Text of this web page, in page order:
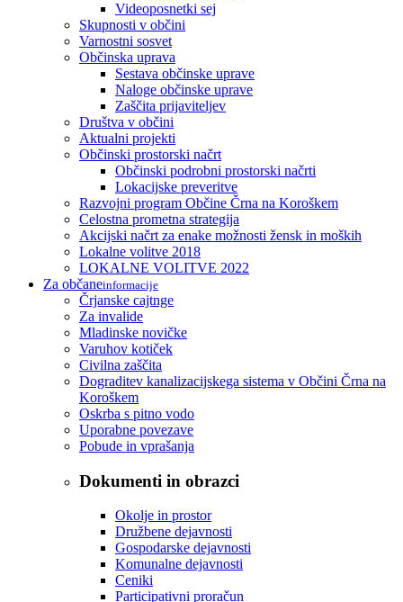
Videoposnetki sej
Skupnosti v občini
Varnostni sosvet
Občinska uprava
Sestava občinske uprave
Naloge občinske uprave
Zaščita prijaviteljev
Društva v občini
Aktualni projekti
Občinski prostorski načrt
Občinski podrobni prostorski načrti
Lokacijske preveritve
Razvojni program Občine Črna na Koroškem
Celostna prometna strategija
Akcijski načrt za enake možnosti žensk in moških
Lokalne volitve 2018
LOKALNE VOLITVE 2022
Za občaneinformacije
Črjanske cajtnge
Za invalide
Mladinske novičke
Varuhov kotiček
Civilna zaščita
Dograditev kanalizacijskega sistema v Občini Črna na
Koroškem
Oskrba s pitno vodo
Uporabne povezave
Pobude in vprašanja
Dokumenti in obrazci
Okolje in prostor
Družbene dejavnosti
Gospodarske dejavnosti
Komunalne dejavnosti
Ceniki
Participativni proračun